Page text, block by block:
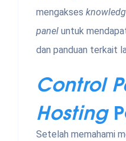
mengakses
panel untuk
dan panduan terkait
Control
Hosting
Setelah memahami